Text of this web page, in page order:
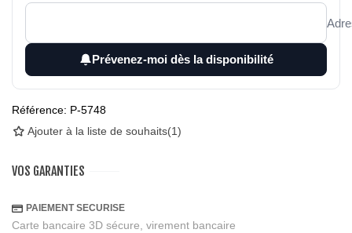
Prévenez-moi dès la disponibilité
Référence: P-5748
Ajouter à la liste de souhaits(1)
VOS GARANTIES
PAIEMENT SECURISE
Carte bancaire 3D sécure, virement bancaire